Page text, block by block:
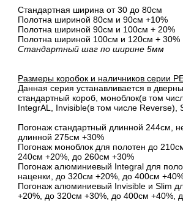
Стандартная ширина от 30 до 80см
Полотна шириной 80cм и 90cм +10%
Полотна шириной 90см и 100см + 20%
Полотна шириной 100см и 120см + 30%
Стандартный шаг по ширине 5мм
Размеры коробок и наличников серии
Данная серия устанавливается в
стандартный короб, моноблок(в том
IntegrAL, Invisible(в том числе Reverse),
Погонаж стандартный длинной 244см,
длинной 275см +30%
Погонаж моноблок для полотен до
240см +20%, до 260см +30%
Погонаж алюминиевый Integral для
наценки, до 320см +20%, до 400см
Погонаж алюминиевый Invisible и Slim
+20%, до 320см +30%, до 400см +40%,